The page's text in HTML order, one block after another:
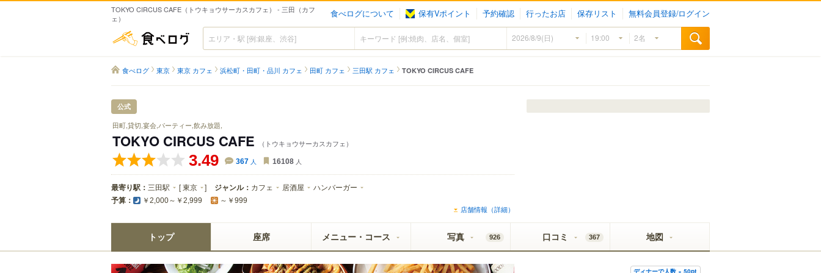
TOKYO CIRCUS CAFE（トウキョウサーカスカフェ） - 三田（カフ
ェ）
食べログについて 保有Vポイント 予約確認 行ったお店 保存リスト 無料会員登録/ログイン
食べログ
食べログ 東京 東京 カフェ 浜松町・田町・品川 カフェ 田町 カフェ 三田駅 カフェ TOKYO CIRCUS CAFE
公式
田町,貸切,宴会,パーティー,飲み放題,
TOKYO CIRCUS CAFE （トウキョウサーカスカフェ）
3.49 367 人 16108 人
最寄り駅： 三田駅 [東京 ] ジャンル： カフェ 居酒屋 ハンバーガー
予算： ￥2,000～￥2,999 ～￥999
店舗情報（詳細）
トップ 座席 メニュー・コース 写真 926 口コミ 367 地図
ディナーで人数 × 50pt